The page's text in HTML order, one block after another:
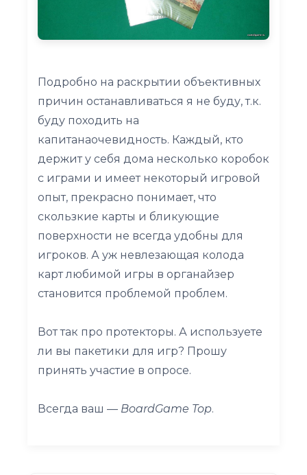
Подробно на раскрытии объективных
причин останавливаться я не буду, т.к.
буду походить на
капитанаочевидность. Каждый, кто
держит у себя дома несколько коробок
с играми и имеет некоторый игровой
опыт, прекрасно понимает, что
скользкие карты и бликующие
поверхности не всегда удобны для
игроков. А уж невлезающая колода
карт любимой игры в органайзер
становится проблемой проблем.
Вот так про протекторы. А используете
ли вы пакетики для игр? Прошу
принять участие в опросе.
Всегда ваш — BoardGame Top.